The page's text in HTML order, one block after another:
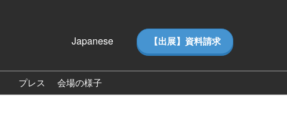
Japanese
English
【出展】資料請求
プレス
会場の様子